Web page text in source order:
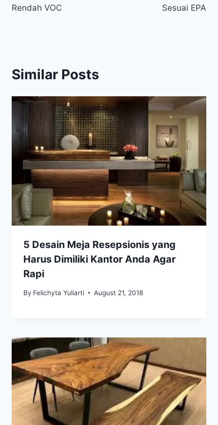
Rendah VOC
Sesuai EPA
Similar Posts
5 Desain Meja Resepsionis yang
Harus Dimiliki Kantor Anda Agar
Rapi
By Felichyta Yuliarti August 21, 2018